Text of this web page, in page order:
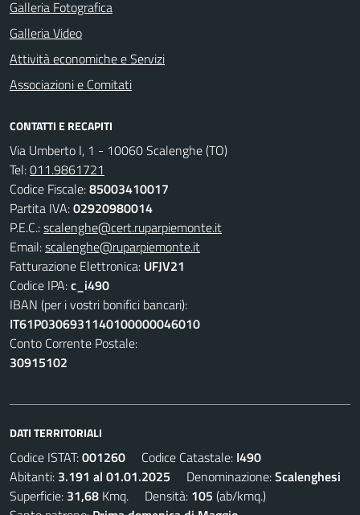
Galleria Fotografica
Galleria Video
Attività economiche e Servizi
Associazioni e Comitati
CONTATTI E RECAPITI
Via Umberto I, 1 - 10060 Scalenghe (TO)
Tel:011.9861721
Codice Fiscale:85003410017
Partita IVA:02920980014
P.E.C.:scalenghe@cert.ruparpiemonte.it
Email:scalenghe@ruparpiemonte.it
Fatturazione Elettronica: UFJV21
Codice IPA:c_i490
IBAN (per i vostri bonifici bancari):
IT61P0306931140100000046010
Conto Corrente Postale:
30915102
DATI TERRITORIALI
Codice ISTAT:001260 Codice Catastale: I490
Abitanti: 3.191 al 01.01.2025 Denominazione:Scalenghesi
Superficie: 31,68 Kmq. Densità: 105 (ab/kmq.)